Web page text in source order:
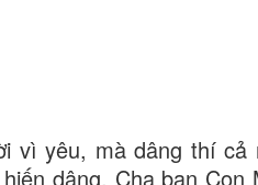
vì yêu, mà dâng thí cả
dâng. Cha ban